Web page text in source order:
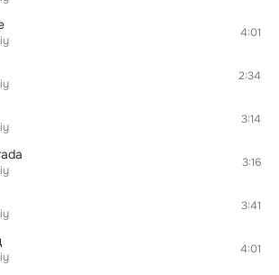
4:01
2:34
3:14
3:16
3:41
4:01